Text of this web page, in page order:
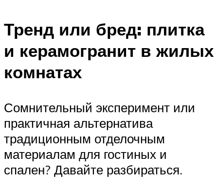
Тренд или бред: плитка
и керамогранит в жилых
комнатах
Сомнительный эксперимент или
практичная альтернатива
традиционным отделочным
материалам для гостиных и
спален? Давайте разбираться.